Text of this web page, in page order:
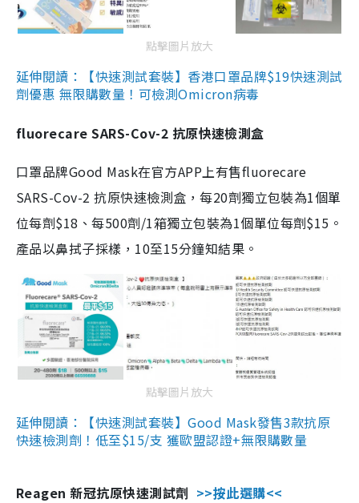
點擊圖片放大
延伸閱讀：【快速測試套裝】香港口罩品牌$19快速測試
劑優惠 無限購數量！可檢測Omicron病毒
fluorecare SARS-Cov-2 抗原快速檢測盒
口罩品牌Good Mask在官方APP上有售fluorecare
SARS-Cov-2 抗原快速檢測盒，每20劑獨立包裝為1個單
位每劑$18、每500劑/1箱獨立包裝為1個單位每劑$15。
產品以鼻拭子採樣，10至15分鐘知結果。
點擊圖片放大
延伸閱讀：【快速測試套裝】Good Mask發售3款抗原
快速檢測劑！低至$15/支 獲歐盟認證+無限購數量
Reagen 新冠抗原快速測試劑 >>按此選購<<